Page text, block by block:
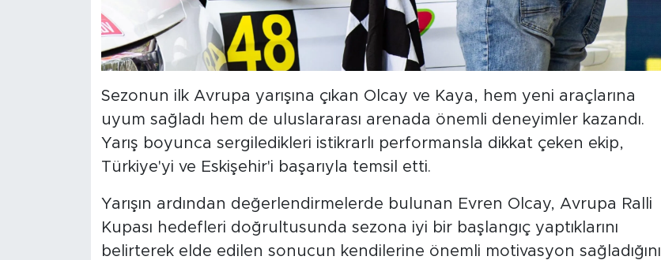
Sezonun ilk Avrupa yarışına çıkan Olcay ve Kaya, hem yeni araçlarına
uyum sağladı hem de uluslararası arenada önemli deneyimler kazandı.
Yarış boyunca sergiledikleri istikrarlı performansla dikkat çeken ekip,
Türkiye'yi ve Eskişehir'i başarıyla temsil etti.
Yarışın ardından değerlendirmelerde bulunan Evren Olcay, Avrupa Ralli
Kupası hedefleri doğrultusunda sezona iyi bir başlangıç yaptıklarını
belirterek elde edilen sonucun kendilerine önemli motivasyon sağladığını